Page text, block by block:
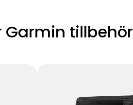
Garmin tillbehör